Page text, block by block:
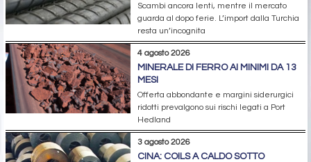
Scambi ancora lenti, mentre il mercato
guarda al dopo ferie. L’import dalla Turchia
resta un’incognita
4 agosto 2026
MINERALE DI FERRO AI MINIMI DA 13
MESI
Offerta abbondante e margini siderurgici
ridotti prevalgono sui rischi legati a Port
Hedland
3 agosto 2026
CINA: COILS A CALDO SOTTO